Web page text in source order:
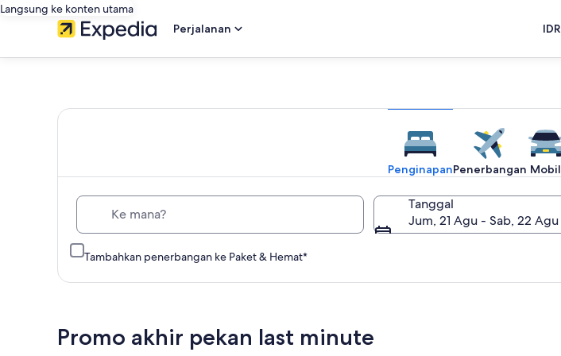
Langsung ke konten utama
Perjalanan
IDR
Travel:
Cari
Hotel,
Penerbangan
Murah,
PenginapanPenerbangan Mobil
Tanggal
Jum, 21 Agu - Sab, 22 Agu
Tambahkan penerbangan ke Paket & Hemat*
Promo akhir pekan last minute